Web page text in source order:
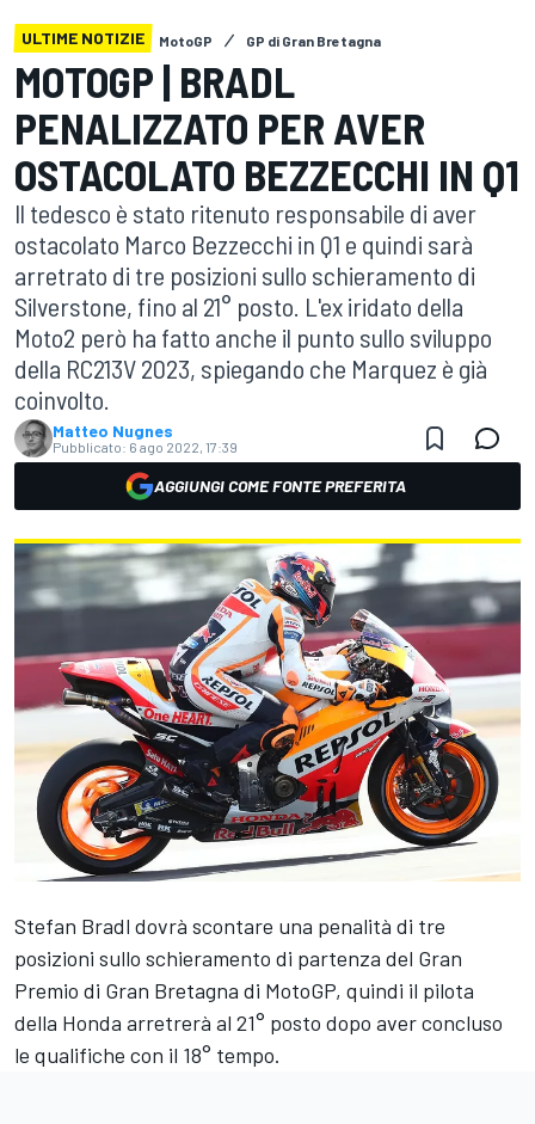
ULTIME NOTIZIE MotoGP GP di Gran Bretagna
MOTOGP | BRADL
PENALIZZATO PER AVER
OSTACOLATO BEZZECCHI IN Q1
Il tedesco è stato ritenuto responsabile di aver
ostacolato Marco Bezzecchi in Q1 e quindi sarà
arretrato di tre posizioni sullo schieramento di
Silverstone, fino al 21° posto. L'ex iridato della
Moto2 però ha fatto anche il punto sullo sviluppo
della RC213V 2023, spiegando che Marquez è già
coinvolto.
Matteo Nugnes
Pubblicato: 6 ago 2022, 17:39
AGGIUNGI COME FONTE PREFERITA
Stefan Bradl dovrà scontare una penalità di tre
posizioni sullo schieramento di partenza del Gran
Premio di Gran Bretagna di MotoGP, quindi il pilota
della Honda arretrerà al 21° posto dopo aver concluso
le qualifiche con il 18° tempo.